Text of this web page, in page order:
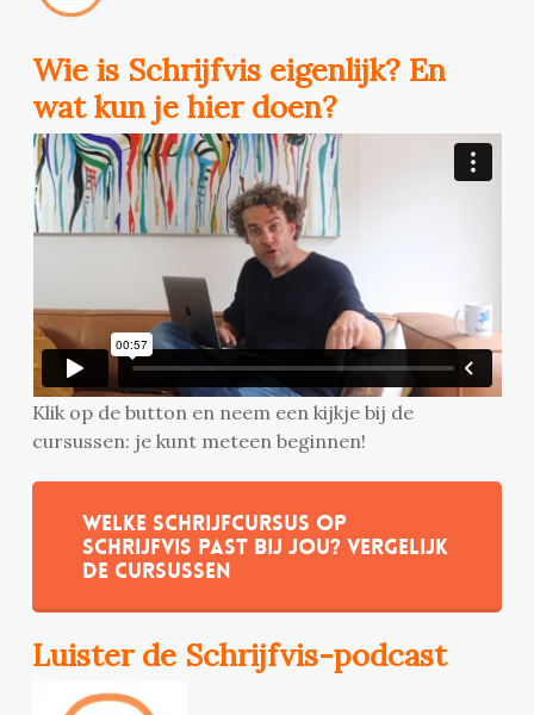
Wie is Schrijfvis eigenlijk? En
wat kun je hier doen?
Klik op de button en neem een kijkje bij de
cursussen: je kunt meteen beginnen!
Welke schrijfcursus op
Schrijfvis past bij jou? Vergelijk
de cursussen
Luister de Schrijfvis-podcast